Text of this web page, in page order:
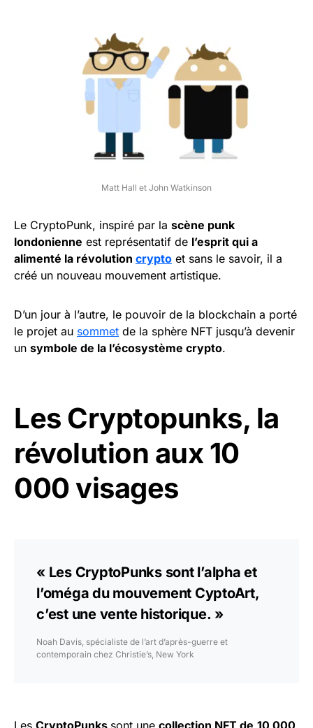
Matt Hall et John Watkinson
Le CryptoPunk, inspiré par la scène punk
londonienne est représentatif de l’esprit qui a
alimenté la révolution crypto et sans le savoir, il a
créé un nouveau mouvement artistique.
D’un jour à l’autre, le pouvoir de la blockchain a porté
le projet au sommet de la sphère NFT jusqu’à devenir
un symbole de la l’écosystème crypto.
Les Cryptopunks, la
révolution aux 10
000 visages
« Les CryptoPunks sont l’alpha et
l’oméga du mouvement CyptoArt,
c’est une vente historique. »
Noah Davis, spécialiste de l’art d’après-guerre et
contemporain chez Christie’s, New York